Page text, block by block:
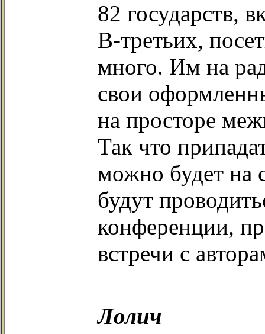
82 государств,
В-третьих,
много. Им на
свои
на просторе
Так что
можно будет на
будут
конференции,
встречи с
Лолич